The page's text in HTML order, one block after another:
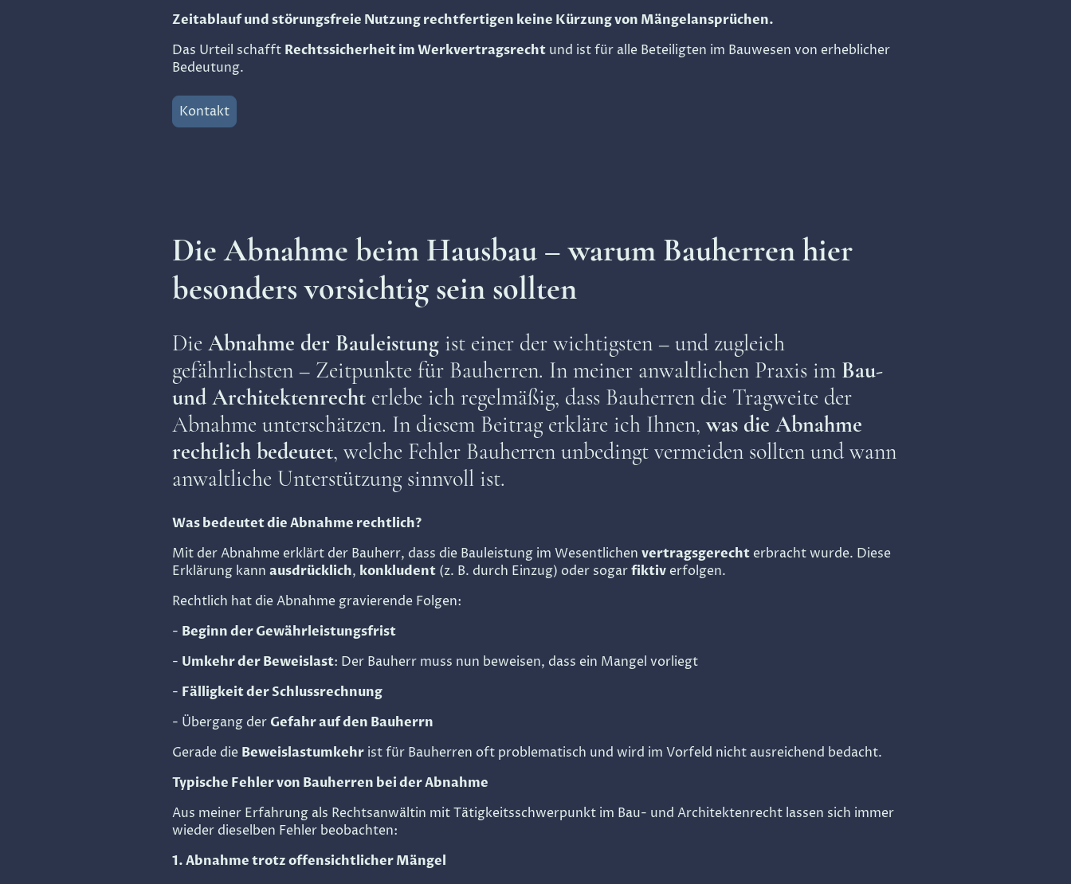
Zeitablauf und störungsfreie Nutzung rechtfertigen keine Kürzung von Mängelansprüchen.
Das Urteil schafft Rechtssicherheit im Werkvertragsrecht und ist für alle Beteiligten im Bauwesen von erheblicher
Bedeutung.
Kontakt
Die Abnahme beim Hausbau – warum Bauherren hier
besonders vorsichtig sein sollten
Die Abnahme der Bauleistung ist einer der wichtigsten – und zugleich
gefährlichsten – Zeitpunkte für Bauherren. In meiner anwaltlichen Praxis im Bau-
und Architektenrecht erlebe ich regelmäßig, dass Bauherren die Tragweite der
Abnahme unterschätzen. In diesem Beitrag erkläre ich Ihnen,was die Abnahme
rechtlich bedeutet, welche Fehler Bauherren unbedingt vermeiden sollten und wann
anwaltliche Unterstützung sinnvoll ist.
Was bedeutet die Abnahme rechtlich?
Mit der Abnahme erklärt der Bauherr, dass die Bauleistung im Wesentlichen vertragsgerecht erbracht wurde. Diese
Erklärung kann ausdrücklich, konkludent (z. B. durch Einzug) oder sogarfiktiv erfolgen.
Rechtlich hat die Abnahme gravierende Folgen:
- Beginn der Gewährleistungsfrist
- Umkehr der Beweislast: Der Bauherr muss nun beweisen, dass ein Mangel vorliegt
- Fälligkeit der Schlussrechnung
- Übergang der Gefahr auf den Bauherrn
Gerade die Beweislastumkehr ist für Bauherren oft problematisch und wird im Vorfeld nicht ausreichend bedacht.
Typische Fehler von Bauherren bei der Abnahme
Aus meiner Erfahrung als Rechtsanwältin mit Tätigkeitsschwerpunkt im Bau- und Architektenrecht lassen sich immer
wieder dieselben Fehler beobachten:
1. Abnahme trotz offensichtlicher Mängel